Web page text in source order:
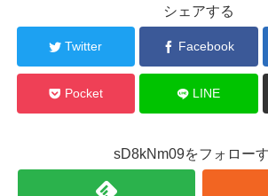
シェアする
Twitter Facebook
Pocket LINE
sD8kNm09をフォロー